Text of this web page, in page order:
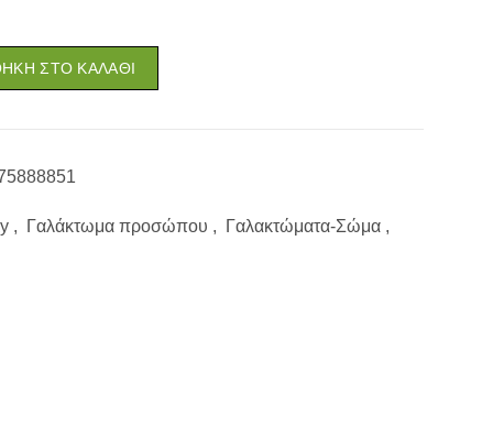
ΣΤΟ ΚΑΛΆΘΙ
, Γαλάκτωμα προσώπου , Γαλακτώματα-Σώμα ,